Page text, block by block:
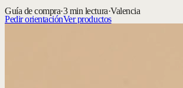
Guía de compra·3 min lectura·Valencia
Pedir orientaciónVer productos